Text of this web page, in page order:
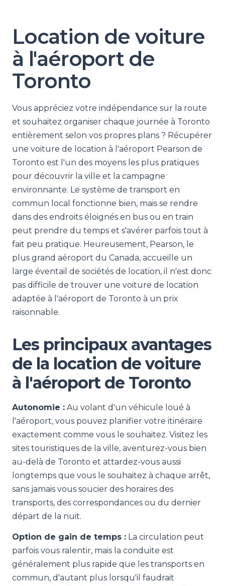
Location de voiture
à l'aéroport de
Toronto
Vous appréciez votre indépendance sur la route
et souhaitez organiser chaque journée à Toronto
entièrement selon vos propres plans ? Récupérer
une voiture de location à l'aéroport Pearson de
Toronto est l'un des moyens les plus pratiques
pour découvrir la ville et la campagne
environnante. Le système de transport en
commun local fonctionne bien, mais se rendre
dans des endroits éloignés en bus ou en train
peut prendre du temps et s'avérer parfois tout à
fait peu pratique. Heureusement, Pearson, le
plus grand aéroport du Canada, accueille un
large éventail de sociétés de location, il n'est donc
pas difficile de trouver une voiture de location
adaptée à l'aéroport de Toronto à un prix
raisonnable.
Les principaux avantages
de la location de voiture
à l'aéroport de Toronto
Autonomie : Au volant d'un véhicule loué à
l'aéroport, vous pouvez planifier votre itinéraire
exactement comme vous le souhaitez. Visitez les
sites touristiques de la ville, aventurez-vous bien
au-delà de Toronto et attardez-vous aussi
longtemps que vous le souhaitez à chaque arrêt,
sans jamais vous soucier des horaires des
transports, des correspondances ou du dernier
départ de la nuit.
Option de gain de temps : La circulation peut
parfois vous ralentir, mais la conduite est
généralement plus rapide que les transports en
commun, d'autant plus lorsqu'il faudrait